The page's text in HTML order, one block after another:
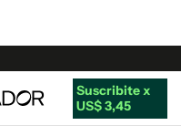
Suscribite x
US$ 3,45